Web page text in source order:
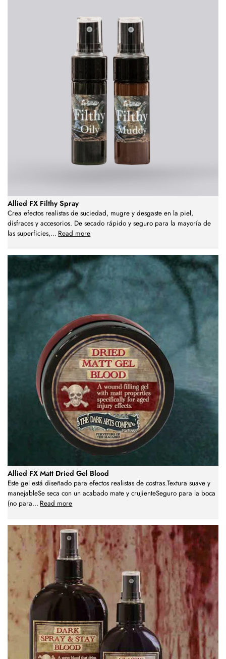
Allied FX Filthy Spray
Crea efectos realistas de suciedad, mugre y desgaste en la piel,
disfraces y accesorios. De secado rápido y seguro para la mayoría de
las superficies,... Read more
Allied FX Matt Dried Gel Blood
Este gel está diseñado para efectos realistas de costras.Textura suave y
manejableSe seca con un acabado mate y crujienteSeguro para la boca
(no para... Read more